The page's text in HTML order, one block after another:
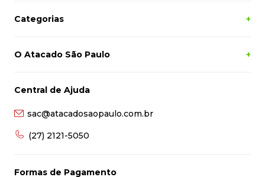
Categorias +
O Atacado São Paulo +
Central de Ajuda
sac@atacadosaopaulo.com.br
(27) 2121-5050
Formas de Pagamento